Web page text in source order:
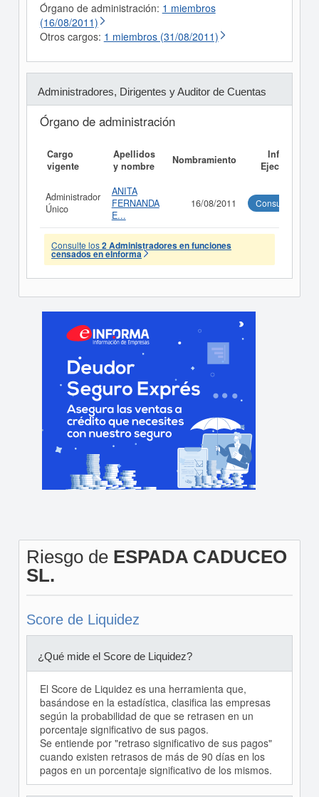
Órgano de administración: 1 miembros
(16/08/2011)
Otros cargos: 1 miembros (31/08/2011)
Administradores, Dirigentes y Auditor de Cuentas
Órgano de administración
Cargo
vigente
Apellidos
y nombre
Nombramiento
Informe
Ejecutivo
Administrador
Único
ANITA
FERNANDA
E...
16/08/2011 Consultar
Consulte los2 Administradores en funciones
censados en eInforma
Riesgo de ESPADA CADUCEO
SL.
Score de Liquidez
¿Qué mide el Score de Liquidez?
El Score de Liquidez es una herramienta que,
basándose en la estadística, clasifica las empresas
según la probabilidad de que se retrasen en un
porcentaje significativo de sus pagos.
Se entiende por "retraso significativo de sus pagos"
cuando existen retrasos de más de 90 días en los
pagos en un porcentaje significativo de los mismos.